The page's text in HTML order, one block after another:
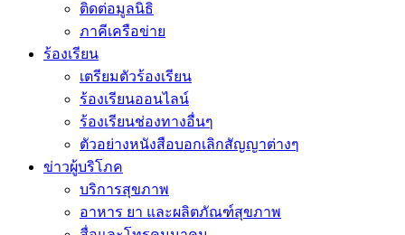
ติดต่อมูลนิธิ
ภาคีเครือข่าย
ร้องเรียน
เตรียมตัวร้องเรียน
ร้องเรียนออนไลน์
ร้องเรียนช่องทางอื่นๆ
ตัวอย่างหนังสือบอกเลิกสัญญาต่างๆ
ข่าวผู้บริโภค
บริการสุขภาพ
อาหาร ยา และผลิตภัณฑ์สุขภาพ